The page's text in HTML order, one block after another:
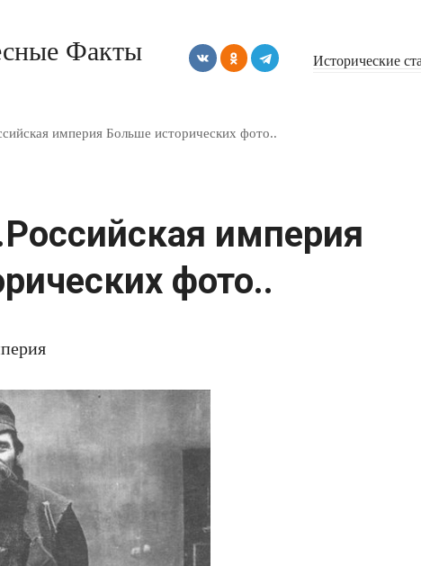
Факты Исторические
империя Больше исторических фото..
империя
фото..